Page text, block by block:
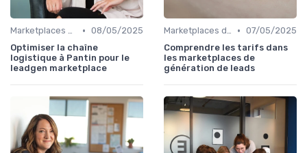
Marketplaces de leadgen • 08/05/2025
Optimiser la chaîne
logistique à Pantin pour le
leadgen marketplace
Marketplaces de leadgen • 07/05/2025
Comprendre les tarifs dans
les marketplaces de
génération de leads